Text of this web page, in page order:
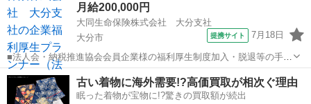
月給200,000円
大同生命保険株式会社 大分支社
大分市
提携サイト 7月18日
■法人会・納税推進協会会員企業様の福利厚生制度加入・脱退等の手続
きなどをお任せします。 家庭訪問ではなく、会員である法人企業様へ
と出向き、当社のお薦めするプランのご案内などがメイン。個人宅訪
問や知人・友人への保険勧誘は一切あ...
大分 大分市 代理店営業
古い着物に海外需要!?高価買取が相次ぐ理由
眠った着物が宝物に!?驚きの買取額が続出